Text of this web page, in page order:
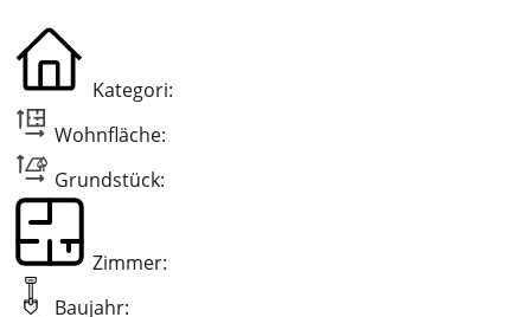
Kategori:
Wohnfläche:
Grundstück:
Zimmer:
Baujahr: